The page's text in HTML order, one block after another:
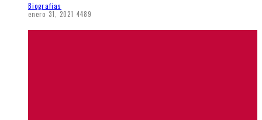
Biografias
enero 31, 2021 4489